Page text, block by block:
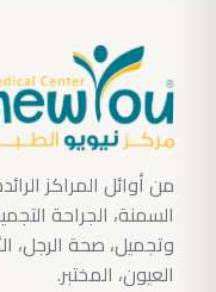
من أوائل المراكز
السمنة، الجراحة
وتجميل، صحة الرجل،
العيون، المختبر.